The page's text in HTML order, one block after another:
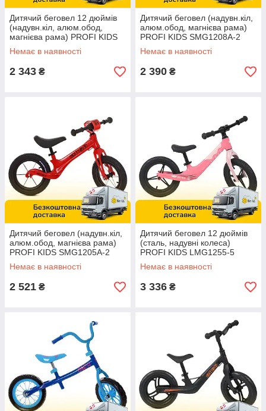
Дитячий беговел 12 дюймів
(надувн.кіл, алюм.обод,
магнієва рама) PROFI KIDS
HUMG1207A-1 Чорно-
червоний
Немає в наявності
2 343 ₴
Дитячий беговел (надувн.кіл,
алюм.обод, магнієва рама)
PROFI KIDS SMG1208A-2
Червоний
Немає в наявності
2 390 ₴
Дитячий беговел (надувн.кіл,
алюм.обод, магнієва рама)
PROFI KIDS SMG1205A-2
Червоний
Немає в наявності
2 521 ₴
Дитячий беговел 12 дюймів
(сталь, надувні колеса)
PROFI KIDS LMG1255-5
Рожевий
Немає в наявності
3 336 ₴